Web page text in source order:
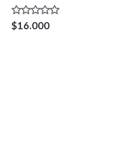
Valorado
en
$16.000